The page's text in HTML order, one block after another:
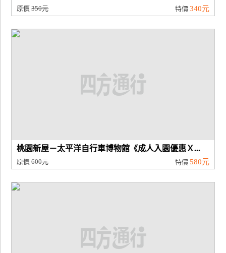
原價350元 特價 340元
桃園新屋－太平洋自行車博物館《成人入園優惠Ｘ...
原價600元 特價 580元